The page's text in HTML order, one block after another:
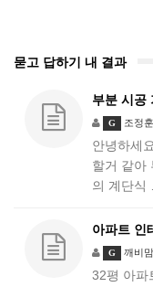
묻고 답하기 내 결과
부분 시공
G 조정훈
안녕하세
할거 같아
의 계단식
아파트 인
G 깨비
32평 아파